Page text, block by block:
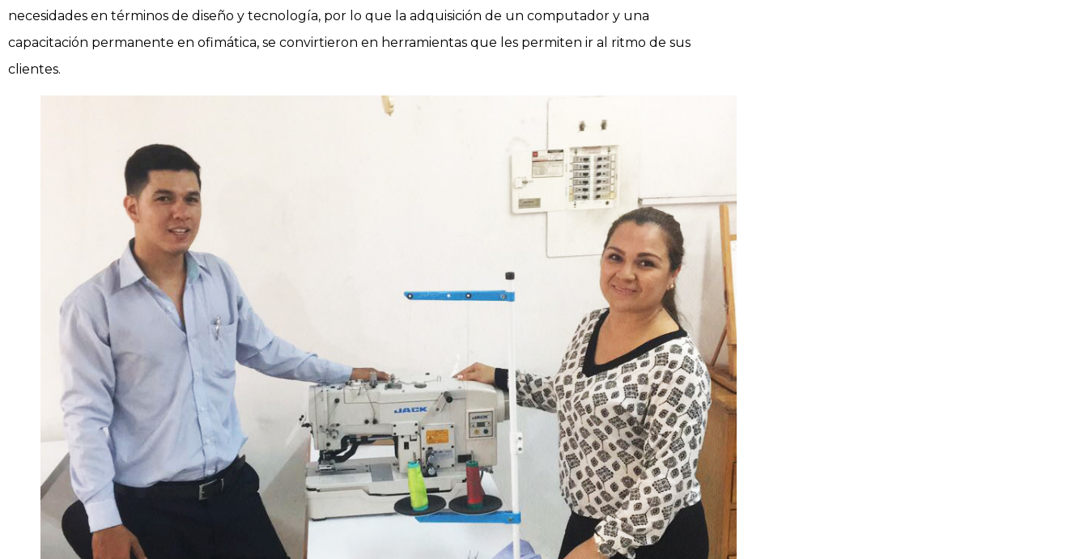
necesidades en términos de diseño y tecnología, por lo que la adquisición de un computador y una
capacitación permanente en ofimática, se convirtieron en herramientas que les permiten ir al ritmo de sus
clientes.